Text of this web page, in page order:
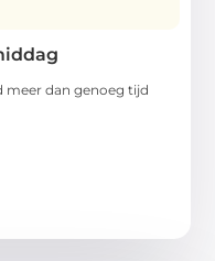
meer dan genoeg tijd